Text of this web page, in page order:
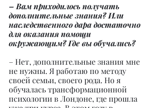
– Вам приходилось получать
дополнительные знания? Или
наследственного дара достаточно
для оказания помощи
окружающим? Где вы обучались?
– Нет, дополнительные знания мне
не нужны. Я работаю по методу
своей семьи, своего рода. Но я
обучалась трансформационной
психологии в Лондоне, где прошла